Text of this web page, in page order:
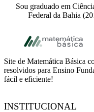
Sou graduado em
Federal da Bahia
Footer
Site de Matemática Básica
resolvidos para Ensino
fácil e eficiente!
INSTITUCIONAL